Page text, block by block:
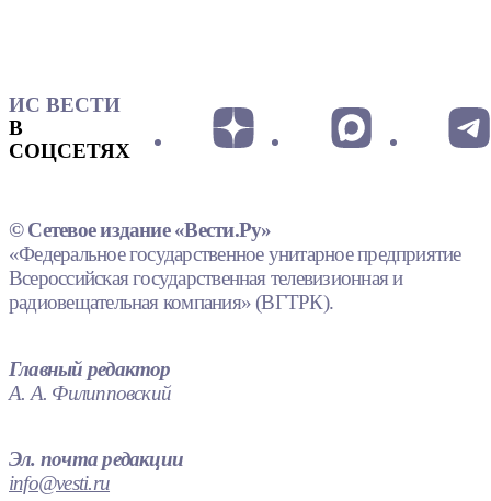
ИС ВЕСТИ
В
СОЦСЕТЯХ
© Сетевое издание «Вести.Ру»
«Федеральное государственное унитарное предприятие
Всероссийская государственная телевизионная и
радиовещательная компания» (ВГТРК).
Главный редактор
А. А. Филипповский
Эл. почта редакции
info@vesti.ru